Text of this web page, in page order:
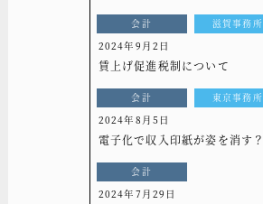
会計 滋賀事務所
2024年9月2日
賃上げ促進税制について
会計 東京事務所
2024年8月5日
電子化で収入印紙が姿を消す？
会計
2024年7月29日